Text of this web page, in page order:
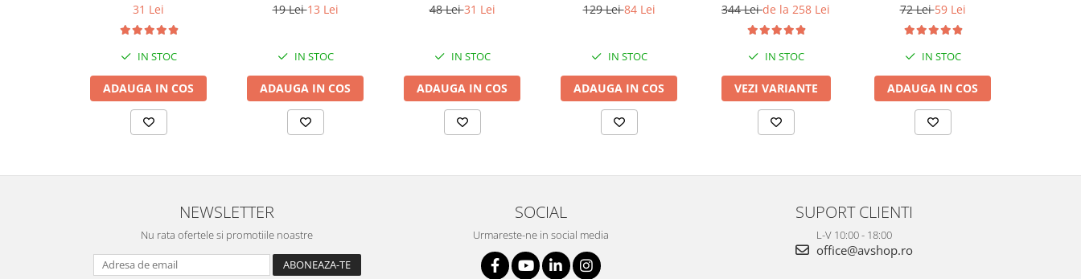
31 Lei
IN STOC
ADAUGA IN COS
19 Lei13 Lei
IN STOC
ADAUGA IN COS
48 Lei31 Lei
IN STOC
ADAUGA IN COS
129 Lei84 Lei
IN STOC
ADAUGA IN COS
344 Leide la 258 Lei
IN STOC
VEZI VARIANTE
72 Lei59 Lei
IN STOC
ADAUGA IN COS
NEWSLETTER
Nu rata ofertele si promotiile noastre
SOCIAL
Urmareste-ne in social media
SUPORT CLIENTI
L-V 10:00 - 18:00
office@avshop.ro